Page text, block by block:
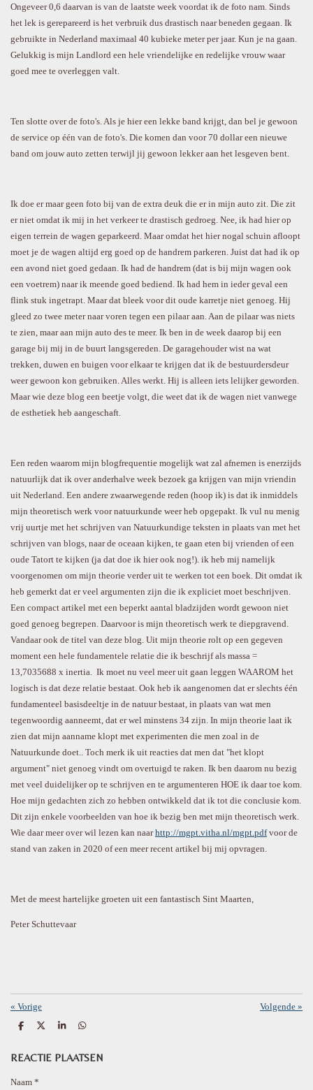
Ongeveer 0,6 daarvan is van de laatste week voordat ik de foto nam. Sinds
het lek is gerepareerd is het verbruik dus drastisch naar beneden gegaan. Ik
gebruikte in Nederland maximaal 40 kubieke meter per jaar. Kun je na gaan.
Gelukkig is mijn Landlord een hele vriendelijke en redelijke vrouw waar
goed mee te overleggen valt.
Ten slotte over de foto's. Als je hier een lekke band krijgt, dan bel je gewoon
de service op één van de foto's. Die komen dan voor 70 dollar een nieuwe
band om jouw auto zetten terwijl jij gewoon lekker aan het lesgeven bent.
Ik doe er maar geen foto bij van de extra deuk die er in mijn auto zit. Die zit
er niet omdat ik mij in het verkeer te drastisch gedroeg. Nee, ik had hier op
eigen terrein de wagen geparkeerd. Maar omdat het hier nogal schuin afloopt
moet je de wagen altijd erg goed op de handrem parkeren. Juist dat had ik op
een avond niet goed gedaan. Ik had de handrem (dat is bij mijn wagen ook
een voetrem) naar ik meende goed bediend. Ik had hem in ieder geval een
flink stuk ingetrapt. Maar dat bleek voor dit oude karretje niet genoeg. Hij
gleed zo twee meter naar voren tegen een pilaar aan. Aan de pilaar was niets
te zien, maar aan mijn auto des te meer. Ik ben in de week daarop bij een
garage bij mij in de buurt langsgereden. De garagehouder wist na wat
trekken, duwen en buigen voor elkaar te krijgen dat ik de bestuurdersdeur
weer gewoon kon gebruiken. Alles werkt. Hij is alleen iets lelijker geworden.
Maar wie deze blog een beetje volgt, die weet dat ik de wagen niet vanwege
de esthetiek heb aangeschaft.
Een reden waarom mijn blogfrequentie mogelijk wat zal afnemen is enerzijds
natuurlijk dat ik over anderhalve week bezoek ga krijgen van mijn vriendin
uit Nederland. Een andere zwaarwegende reden (hoop ik) is dat ik inmiddels
mijn theoretisch werk voor natuurkunde weer heb opgepakt. Ik vul nu menig
vrij uurtje met het schrijven van Natuurkundige teksten in plaats van met het
schrijven van blogs, naar de oceaan kijken, te gaan eten bij vrienden of een
oude Tatort te kijken (ja dat doe ik hier ook nog!). ik heb mij namelijk
voorgenomen om mijn theorie verder uit te werken tot een boek. Dit omdat ik
heb gemerkt dat er veel argumenten zijn die ik expliciet moet beschrijven.
Een compact artikel met een beperkt aantal bladzijden wordt gewoon niet
goed genoeg begrepen. Daarvoor is mijn theoretisch werk te diepgravend.
Vandaar ook de titel van deze blog. Uit mijn theorie rolt op een gegeven
moment een hele fundamentele relatie die ik beschrijf als massa =
13,7035688 x inertia. Ik moet nu veel meer uit gaan leggen WAAROM het
logisch is dat deze relatie bestaat. Ook heb ik aangenomen dat er slechts één
fundamenteel basisdeeltje in de natuur bestaat, in plaats van wat men
tegenwoordig aanneemt, dat er wel minstens 34 zijn. In mijn theorie laat ik
zien dat mijn aanname klopt met experimenten die men zoal in de
Natuurkunde doet.. Toch merk ik uit reacties dat men dat "het klopt
argument" niet genoeg vindt om overtuigd te raken. Ik ben daarom nu bezig
met veel duidelijker op te schrijven en te argumenteren HOE ik daar toe kom.
Hoe mijn gedachten zich zo hebben ontwikkeld dat ik tot die conclusie kom.
Dit zijn enkele voorbeelden van hoe ik bezig ben met mijn theoretisch werk.
Wie daar meer over wil lezen kan naarhttp://mgpt.vitha.nl/mgpt.pdfvoor de
stand van zaken in 2020 of een meer recent artikel bij mij opvragen.
Met de meest hartelijke groeten uit een fantastisch Sint Maarten,
Peter Schuttevaar
« Vorige Volgende »
D
e
D
l
S
r
D
e
REACTIE PLAATSEN
Naam *